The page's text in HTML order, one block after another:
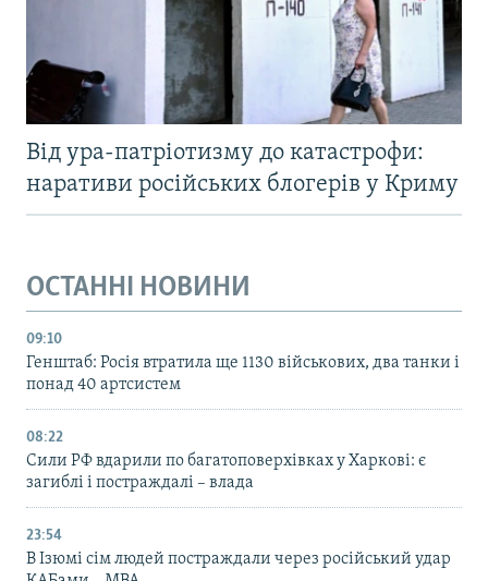
Від ура-патріотизму до катастрофи:
наративи російських блогерів у Криму
ОСТАННІ НОВИНИ
09:10
Генштаб: Росія втратила ще 1130 військових, два танки і
понад 40 артсистем
08:22
Сили РФ вдарили по багатоповерхівках у Харкові: є
загиблі і постраждалі – влада
23:54
В Ізюмі сім людей постраждали через російський удар